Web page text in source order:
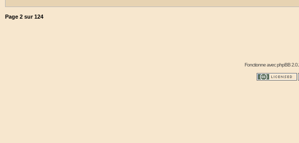
Page 2 sur124
Fonctionne avecphpBB